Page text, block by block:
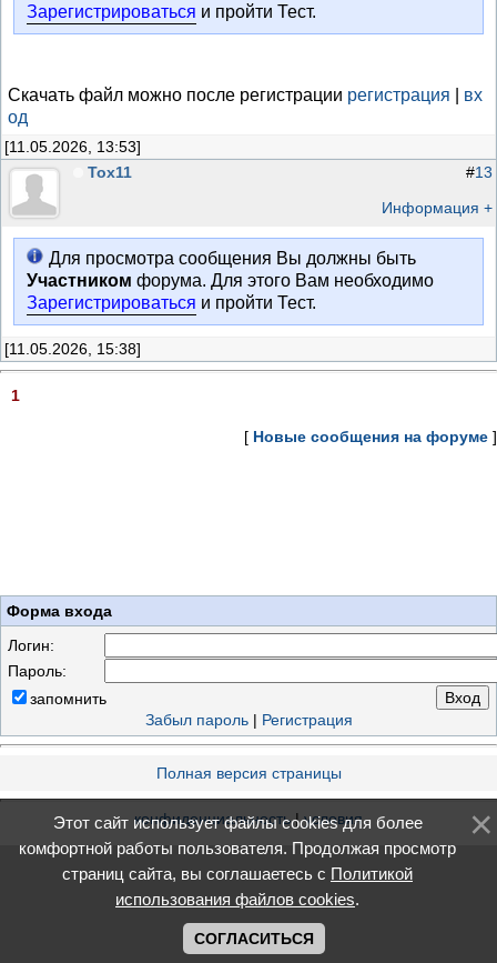
Зарегистрироваться и пройти Тест.
Скачать файл можно после регистрации регистрация
вх
од
[11.05.2026, 13:53]
Тох11
#13
Информация +
Для просмотра сообщения Вы должны быть
Участником форума. Для этого Вам необходимо
Зарегистрироваться и пройти Тест.
[11.05.2026, 15:38]
1
[ Новые сообщения на форуме ]
Форма входа
Логин:
Пароль:
запомнить
Забыл пароль| Регистрация
Полная версия страницы
конфиденциальность|условия
Этот сайт использует файлы cookies для более
комфортной работы пользователя. Продолжая просмотр
страниц сайта, вы соглашаетесь с Политикой
использования файлов cookies.
СОГЛАСИТЬСЯ